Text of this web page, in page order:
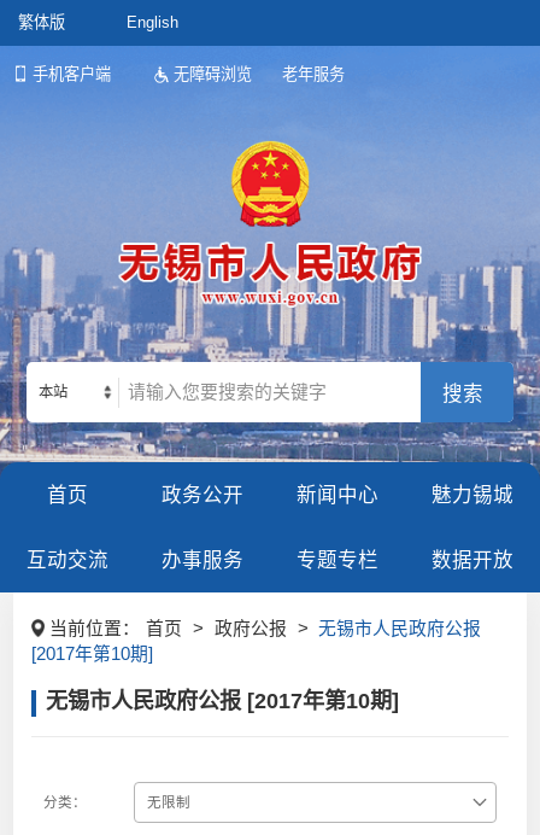
繁体版 English
手机客户端 无障碍浏览 老年服务
本站
首页 政务公开 新闻中心 魅力锡城
互动交流 办事服务 专题专栏 数据开放
当前位置： 首页 > 政府公报 > 无锡市人民政府公报
[2017年第10期]
无锡市人民政府公报 [2017年第10期]
分类：